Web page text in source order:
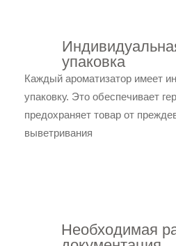
упаковка
Каждый ароматизатор имеет
упаковку. Это обеспечивает
предохраняет товар от
выветривания
Необходимая